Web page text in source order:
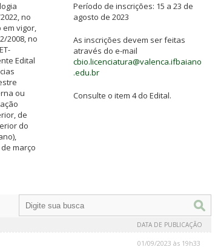
no
em vigor,
2008, no
Edital
ou
de
do
março
Período de inscrições: 15 a 23 de
agosto de 2023
As inscrições devem ser feitas
através do e-mail
cbio.licenciatura@valenca.ifbaiano
.edu.br
Consulte o item 4 do Edital.
DATA DE PUBLICAÇÃO
01/09/2023 às 19h33